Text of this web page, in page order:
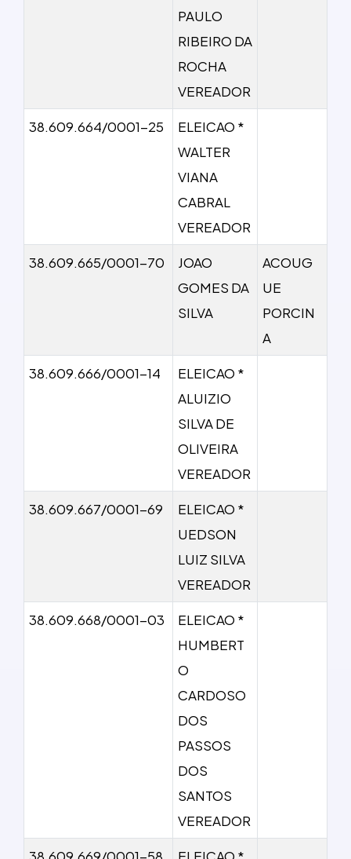
PAULO
RIBEIRO DA
ROCHA
VEREADOR
38.609.664/0001-25
ELEICAO *
WALTER
VIANA
CABRAL
VEREADOR
38.609.665/0001-70
JOAO
GOMES DA
SILVA
ACOUG
UE
PORCIN
A
38.609.666/0001-14
ELEICAO *
ALUIZIO
SILVA DE
OLIVEIRA
VEREADOR
38.609.667/0001-69
ELEICAO *
UEDSON
LUIZ SILVA
VEREADOR
38.609.668/0001-03
ELEICAO *
HUMBERT
O
CARDOSO
DOS
PASSOS
DOS
SANTOS
VEREADOR